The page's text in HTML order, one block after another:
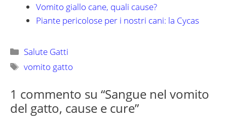
Vomito giallo cane, quali cause?
Piante pericolose per i nostri cani: la Cycas
Categorie
Salute Gatti
Tag
vomito gatto
1 commento su “Sangue nel vomito
del gatto, cause e cure”